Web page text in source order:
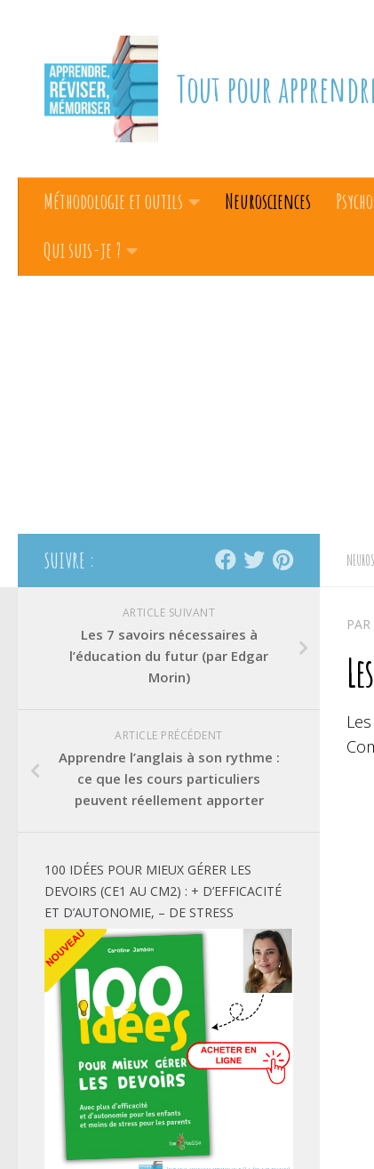
Tout pour
Méthodologie et outils Neurosciences
Qui suis-je ?
PAR
SUIVRE :
ARTICLE SUIVANT
Les 7 savoirs nécessaires à
l’éducation du futur (par Edgar
Morin)
ARTICLE PRÉCÉDENT
Apprendre l’anglais à son rythme :
ce que les cours particuliers
peuvent réellement apporter
100 IDÉES POUR MIEUX GÉRER LES
DEVOIRS (CE1 AU CM2) : + D’EFFICACITÉ
ET D’AUTONOMIE, – DE STRESS